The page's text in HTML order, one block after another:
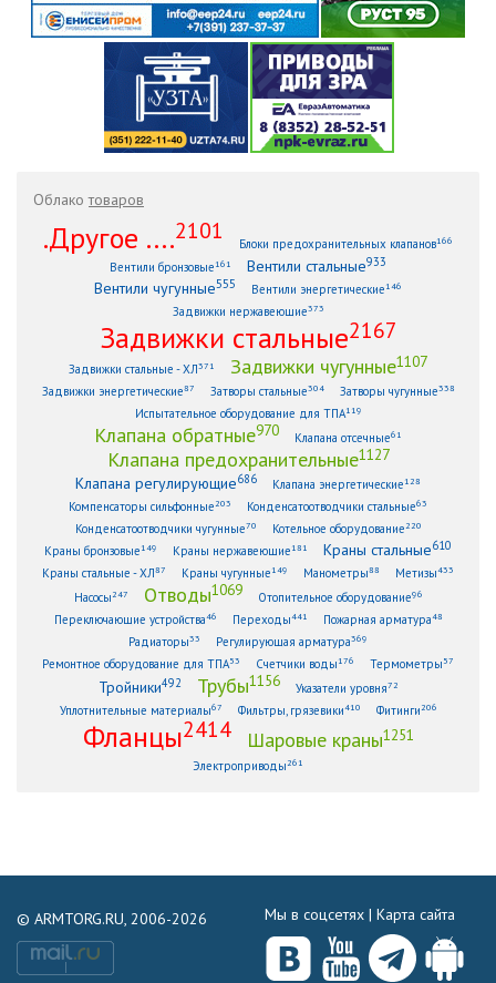
Облакотоваров
.Другое ....2101
Блоки предохранительных клапанов166
Вентили бронзовые161 Вентили стальные933
Вентили чугунные555 Вентили энергетические146
Задвижки нержавеющие373
Задвижки стальные2167
Задвижки стальные - ХЛ371 Задвижки чугунные1107
Задвижки энергетические87 Затворы стальные304 Затворы чугунные338
Испытательное оборудование для ТПА119
Клапана обратные970 Клапана отсечные61
Клапана предохранительные1127
Клапана регулирующие686 Клапана энергетические128
Компенсаторы сильфонные203 Конденсатоотводчики стальные63
Конденсатоотводчики чугунные70 Котельное оборудование220
Краны бронзовые149 Краны нержавеющие181 Краны стальные610
Краны стальные - ХЛ87 Краны чугунные149 Манометры88 Метизы433
Насосы247 Отводы1069 Отопительное оборудование96
Переключающие устройства46 Переходы441 Пожарная арматура48
Радиаторы33 Регулирующая арматура369
Ремонтное оборудование для ТПА53 Счетчики воды176 Термометры 57
Тройники492 Трубы1156 Указатели уровня72
Уплотнительные материалы67 Фильтры, грязевики410 Фитинги206
Фланцы2414 Шаровые краны1251
Электроприводы261
© ARMTORG.RU, 2006-2026 Мы в соцсетях | Карта сайта